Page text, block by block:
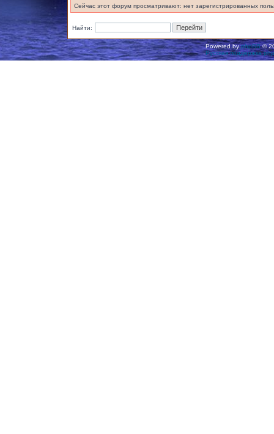
Сейчас этот форум просматривают: нет зарегистрированных
Найти:
Powered byphpBB©
Русская поддержка